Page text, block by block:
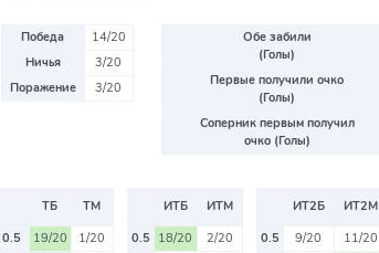
Победа
14/20
Ничья
3/20
Поражение
3/20
Обе забили
(Голы)
Первые получили очко
(Голы)
Соперник первым получил
очко (Голы)
ТБ
ТМ
0.5
19/20
1/20
ИТБ
ИТМ
0.5 18/20
2/20
ИТ2Б
ИТ2М
0.5
9/20
11/20